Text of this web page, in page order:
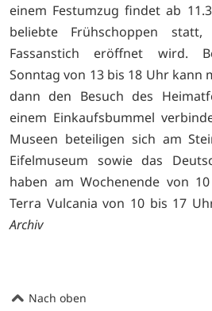
einem Festumzug findet ab
beliebte Frühschoppen
Fassanstich eröffnet wird.
Sonntag von 13 bis 18 Uhr kann
dann den Besuch des
einem Einkaufsbummel
Museen beteiligen sich am
Eifelmuseum sowie das
haben am Wochenende von
Terra Vulcania von 10 bis 17
Archiv
Nach oben